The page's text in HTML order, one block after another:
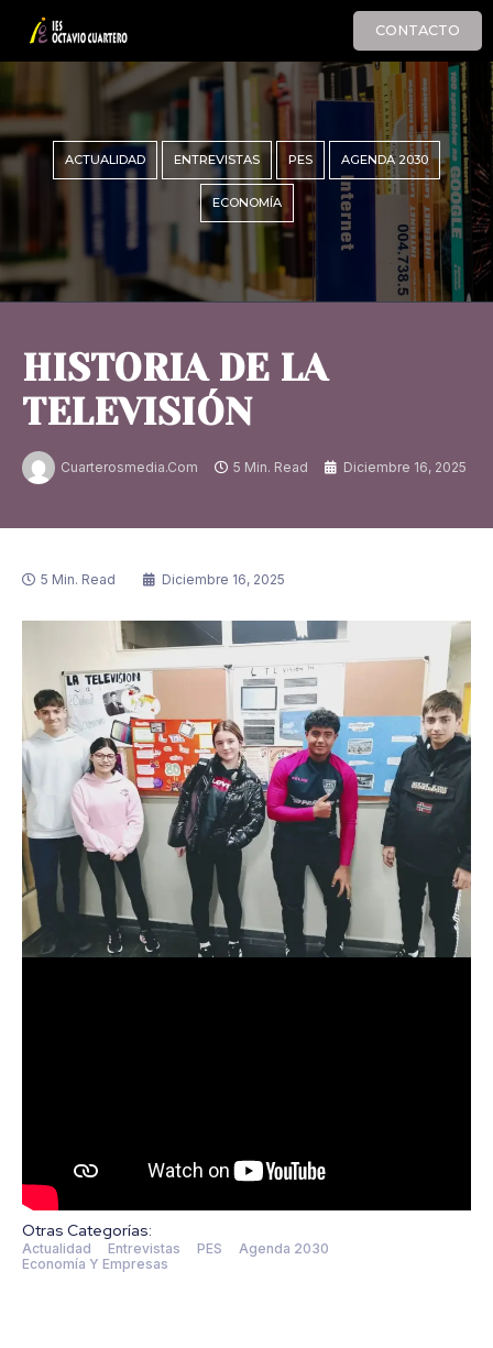
CONTACTO
ACTUALIDAD ENTREVISTAS PES AGENDA 2030
ECONOMÍA
HISTORIA DE LA
TELEVISIÓN
Cuarterosmedia.com 5 Min. Read Diciembre 16, 2025
5 Min. Read Diciembre 16, 2025
Otras Categorías:
Actualidad Entrevistas PES
Agenda 2030
Economía Y Empresas